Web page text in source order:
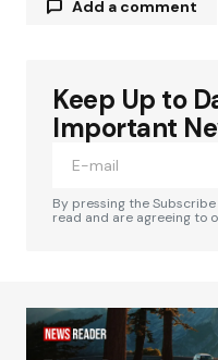
Add a comment
Votre adresse e-
champs
Your Name*
Alternative:
Keep Up to
Important
By pressing the
read and are agreeing to